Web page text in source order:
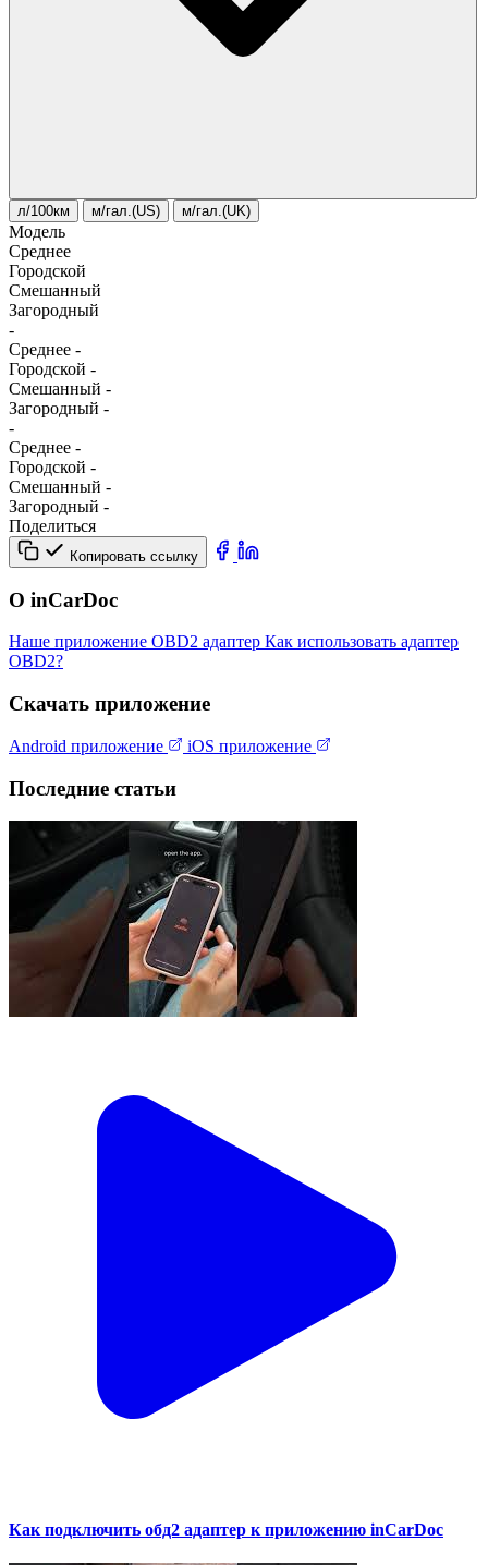
л/100км м/гал.(US) м/гал.(UK)
Модель
Среднее
Городской
Смешанный
Загородный
-
Среднее -
Городской -
Смешанный -
Загородный -
-
Среднее -
Городской -
Смешанный -
Загородный -
Поделиться
Копировать ссылку
О inCarDoc
Наше приложение OBD2 адаптер Как использовать адаптер
OBD2?
Скачать приложение
Android приложение iOS приложение
Последние статьи
Как подключить обд2 адаптер к приложению inCarDoc